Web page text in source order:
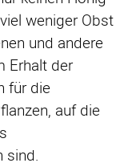
weniger Obst
und andere
Erhalt der
für die
auf die
sind.